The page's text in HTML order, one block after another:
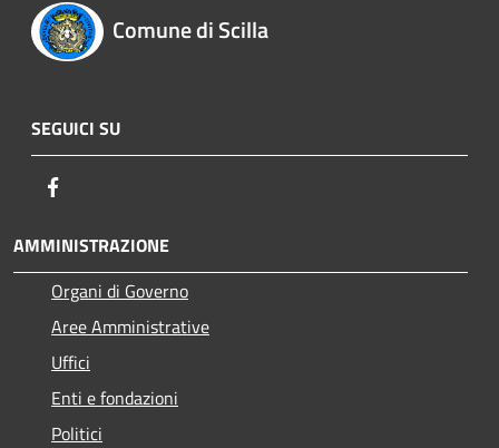
Comune di Scilla
SEGUICI SU
AMMINISTRAZIONE
Organi di Governo
Aree Amministrative
Uffici
Enti e fondazioni
Politici